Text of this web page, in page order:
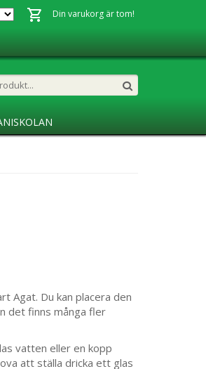
Din varukorg är tom!
Agat. Du kan placera den
det finns många fler
vatten eller en kopp
att ställa dricka ett glas